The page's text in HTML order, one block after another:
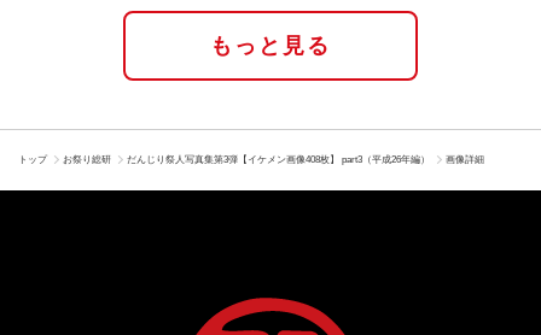
もっと見る
トップ お祭り総研 だんじり祭人写真集第3弾【イケメン画像408枚】 part3（平成26年編） 画像詳細